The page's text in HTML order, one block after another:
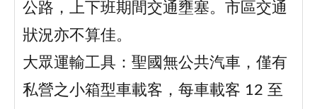
公路，上下班期間交通壅塞。市區交通
狀況亦不算佳。
大眾運輸工具：聖國無公共汽車，僅有
私營之小箱型車載客，每車載客 12 至